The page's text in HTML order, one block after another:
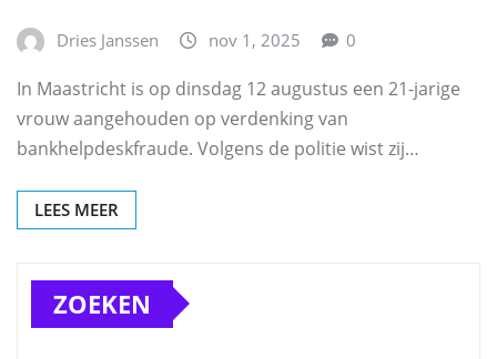
Dries Janssen nov 1, 2025 0
In Maastricht is op dinsdag 12 augustus een 21-jarige
vrouw aangehouden op verdenking van
bankhelpdeskfraude. Volgens de politie wist zij…
LEES MEER
ZOEKEN